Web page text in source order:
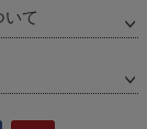
いて